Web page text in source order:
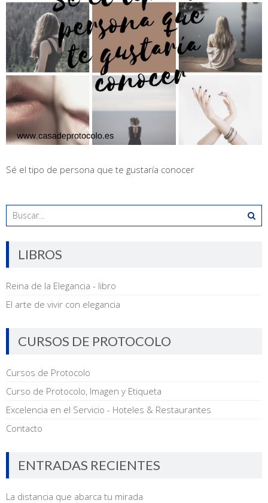
Sé el tipo de persona que te gustaría conocer
LIBROS
Reina de la Elegancia - libro
El arte de vivir con elegancia
CURSOS DE PROTOCOLO
Cursos de Protocolo
Curso de Protocolo, Imagen y Etiqueta
Excelencia en el Servicio - Hoteles & Restaurantes
Contacto
ENTRADAS RECIENTES
La distancia que abarca tu mirada